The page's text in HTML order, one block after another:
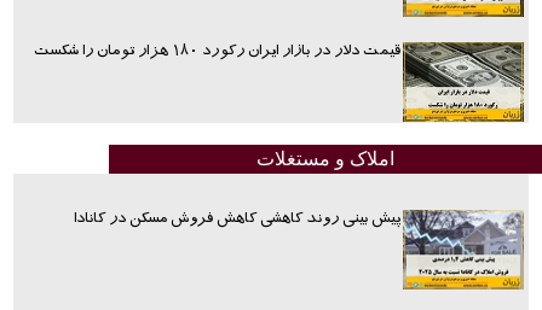
قیمت دلار در بازار ایران رکورد ۱۸۰ هزار تومان را شکست
املاک و مستغلات
پیش بینی روند کاهشی کاهش فروش مسکن در کانادا